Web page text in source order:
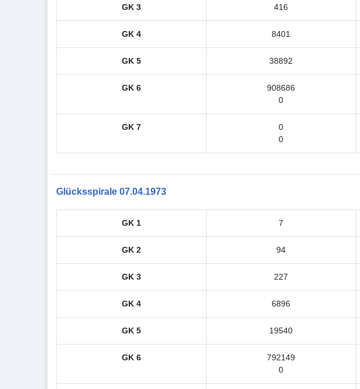
GK 3 416
GK 4 8401
GK 5 38892
GK 6
908686
0
GK 7
0
0
Glücksspirale 07.04.1973
GK 1 7
GK 2 94
GK 3 227
GK 4 6896
GK 5 19540
GK 6
792149
0